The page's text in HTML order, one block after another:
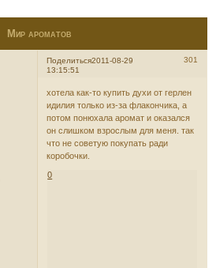
Мир ароматов
Поделиться 301
2011-08-29
13:15:51
хотела как-то купить духи от герлен
идилия только из-за флакончика, а
потом понюхала аромат и оказался
он слишком взрослым для меня. так
что не советую покупать ради
коробочки.
0